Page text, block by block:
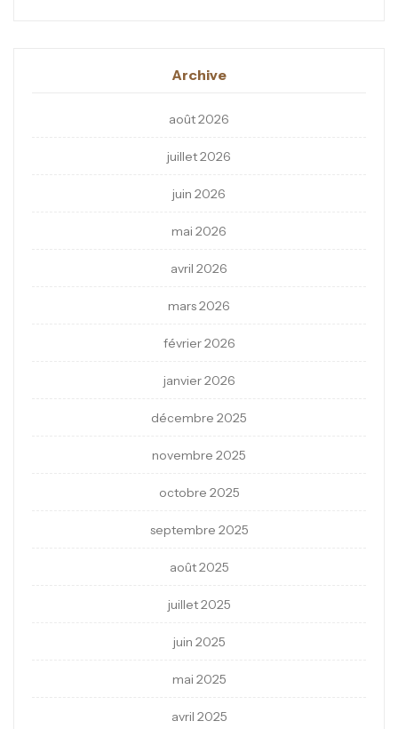
Archive
août 2026
juillet 2026
juin 2026
mai 2026
avril 2026
mars 2026
février 2026
janvier 2026
décembre 2025
novembre 2025
octobre 2025
septembre 2025
août 2025
juillet 2025
juin 2025
mai 2025
avril 2025